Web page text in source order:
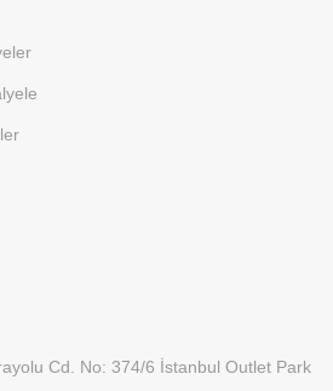
Cd. No: 374/6 İstanbul Outlet Park